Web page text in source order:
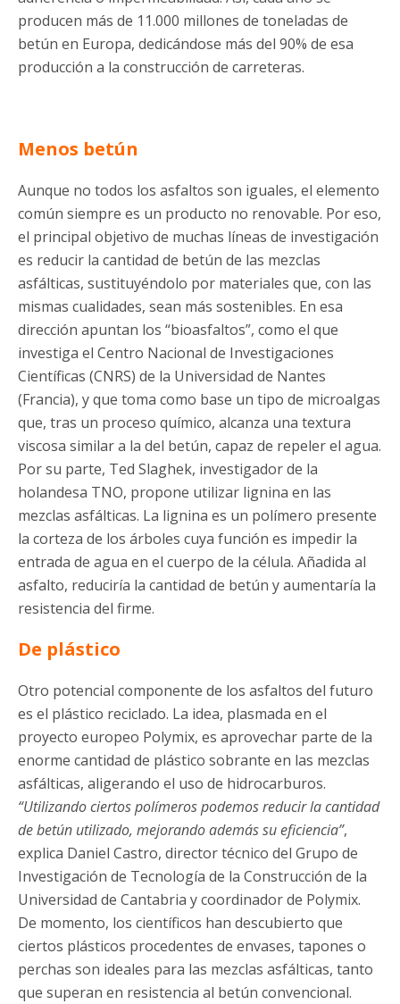
producen más de 11.000 millones de toneladas de
betún en Europa, dedicándose más del 90% de esa
producción a la construcción de carreteras.
Menos betún
Aunque no todos los asfaltos son iguales, el elemento
común siempre es un producto no renovable. Por eso,
el principal objetivo de muchas líneas de investigación
es reducir la cantidad de betún de las mezclas
asfálticas, sustituyéndolo por materiales que, con las
mismas cualidades, sean más sostenibles. En esa
dirección apuntan los “bioasfaltos”, como el que
investiga el Centro Nacional de Investigaciones
Científicas (CNRS) de la Universidad de Nantes
(Francia), y que toma como base un tipo de microalgas
que, tras un proceso químico, alcanza una textura
viscosa similar a la del betún, capaz de repeler el agua.
Por su parte, Ted Slaghek, investigador de la
holandesa TNO, propone utilizar lignina en las
mezclas asfálticas. La lignina es un polímero presente
la corteza de los árboles cuya función es impedir la
entrada de agua en el cuerpo de la célula. Añadida al
asfalto, reduciría la cantidad de betún y aumentaría la
resistencia del firme.
De plástico
Otro potencial componente de los asfaltos del futuro
es el plástico reciclado. La idea, plasmada en el
proyecto europeo Polymix, es aprovechar parte de la
enorme cantidad de plástico sobrante en las mezclas
asfálticas, aligerando el uso de hidrocarburos.
“Utilizando ciertos polímeros podemos reducir la cantidad
de betún utilizado, mejorando además su eficiencia”,
explica Daniel Castro, director técnico del Grupo de
Investigación de Tecnología de la Construcción de la
Universidad de Cantabria y coordinador de Polymix.
De momento, los científicos han descubierto que
ciertos plásticos procedentes de envases, tapones o
perchas son ideales para las mezclas asfálticas, tanto
que superan en resistencia al betún convencional.